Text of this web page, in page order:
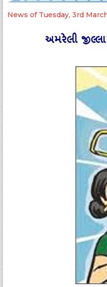
News of Tuesday, 3rd
અમરેલી